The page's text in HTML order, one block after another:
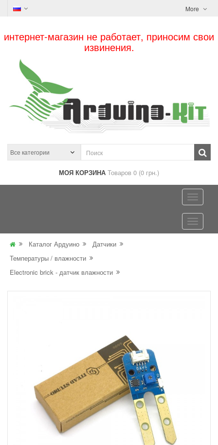
More
интернет-магазин не работает, приносим свои
извинения.
МОЯ КОРЗИНА Товаров 0 (0 грн.)
Каталог Ардуино
Датчики
Температуры / влажности
Electronic brick - датчик влажности